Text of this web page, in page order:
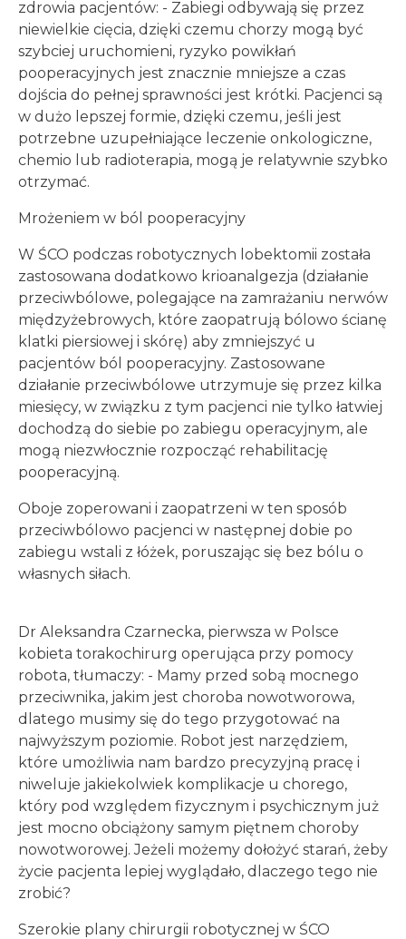
zdrowia pacjentów: - Zabiegi odbywają się przez
niewielkie cięcia, dzięki czemu chorzy mogą być
szybciej uruchomieni, ryzyko powikłań
pooperacyjnych jest znacznie mniejsze a czas
dojścia do pełnej sprawności jest krótki. Pacjenci są
w dużo lepszej formie, dzięki czemu, jeśli jest
potrzebne uzupełniające leczenie onkologiczne,
chemio lub radioterapia, mogą je relatywnie szybko
otrzymać.
Mrożeniem w ból pooperacyjny
W ŚCO podczas robotycznych lobektomii została
zastosowana dodatkowo krioanalgezja (działanie
przeciwbólowe, polegające na zamrażaniu nerwów
międzyżebrowych, które zaopatrują bólowo ścianę
klatki piersiowej i skórę) aby zmniejszyć u
pacjentów ból pooperacyjny. Zastosowane
działanie przeciwbólowe utrzymuje się przez kilka
miesięcy, w związku z tym pacjenci nie tylko łatwiej
dochodzą do siebie po zabiegu operacyjnym, ale
mogą niezwłocznie rozpocząć rehabilitację
pooperacyjną.
Oboje zoperowani i zaopatrzeni w ten sposób
przeciwbólowo pacjenci w następnej dobie po
zabiegu wstali z łóżek, poruszając się bez bólu o
własnych siłach.
Dr Aleksandra Czarnecka, pierwsza w Polsce
kobieta torakochirurg operująca przy pomocy
robota, tłumaczy: - Mamy przed sobą mocnego
przeciwnika, jakim jest choroba nowotworowa,
dlatego musimy się do tego przygotować na
najwyższym poziomie. Robot jest narzędziem,
które umożliwia nam bardzo precyzyjną pracę i
niweluje jakiekolwiek komplikacje u chorego,
który pod względem fizycznym i psychicznym już
jest mocno obciążony samym piętnem choroby
nowotworowej. Jeżeli możemy dołożyć starań, żeby
życie pacjenta lepiej wyglądało, dlaczego tego nie
zrobić?
Szerokie plany chirurgii robotycznej w ŚCO